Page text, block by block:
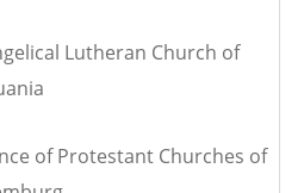
Lutheran Church of
of Protestant Churches of